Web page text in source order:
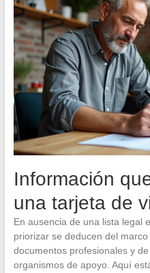
Información
una tarjeta de
En ausencia de una lista legal
priorizar se deducen del
documentos profesionales y
organismos de apoyo. Aquí